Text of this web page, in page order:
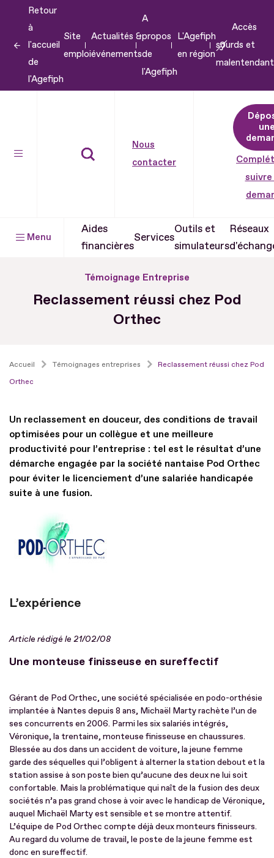
contenu
Retour
à
l'accueil
de
l'Agefiph
Site
emploi
Actualités &
événements
A
propos
de
l'Agefiph
L'Agefiph
en région
Accès
sourds et
Nous
contacter
suivre
Menu
Aides
financières
Services
Outils et
simulateurs
Réseaux
Témoignage Entreprise
Reclassement réussi chez Pod
Orthec
Accueil Témoignages entreprises
Reclassement réussi chez Pod
Orthec
Un reclassement en douceur, des conditions de travail
optimisées pour un collègue et une meilleure
productivité pour l’entreprise : tel est le résultat d’une
démarche engagée par la société nantaise Pod Orthec
pour éviter le licenciement d’une salariée handicapée
suite à une fusion.
L’expérience
Article rédigé le 21/02/08
Une monteuse finisseuse en sureffectif
Gérant de Pod Orthec, une société spécialisée en podo-orthésie
implantée à Nantes depuis 8 ans, Michaël Marty rachète l’un de
ses concurrents en 2006. Parmi les six salariés intégrés,
Véronique, la trentaine, monteuse finisseuse en chaussures.
Blessée au dos dans un accident de voiture, la jeune femme
garde des séquelles qui l’obligent à alterner la station debout et la
station assise à son poste bien qu’aucune des deux ne lui soit
confortable. Mais la problématique qui naît de la fusion des deux
sociétés n’a pas grand chose à voir avec le handicap de Véronique,
auquel Michaël Marty est sensible et se montre attentif.
L’équipe de Pod Orthec compte déjà deux monteurs finisseurs.
Au regard du volume de travail, le poste de la jeune femme est
donc en sureffectif.